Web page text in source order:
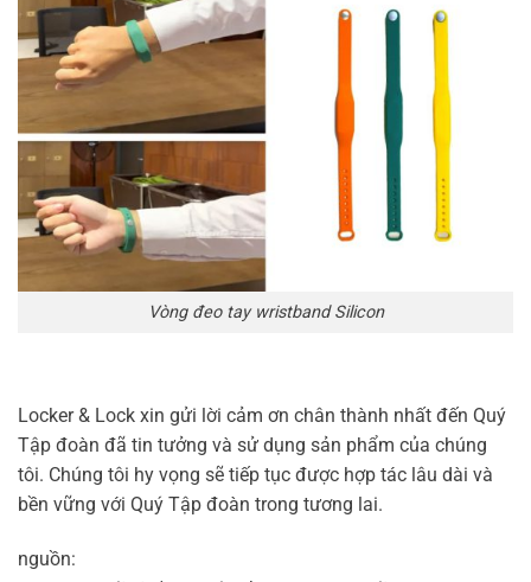
Vòng đeo tay wristband Silicon
Locker & Lock xin gửi lời cảm ơn chân thành nhất đến Quý
Tập đoàn đã tin tưởng và sử dụng sản phẩm của chúng
tôi. Chúng tôi hy vọng sẽ tiếp tục được hợp tác lâu dài và
bền vững với Quý Tập đoàn trong tương lai.
nguồn: